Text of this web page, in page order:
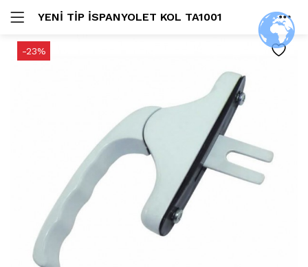
YENI TIP İSPANYOLET KOL TA1001
SHARE
Beni Hatırla
Şifremi Unuttum?
ARAŞTIR:
-23%